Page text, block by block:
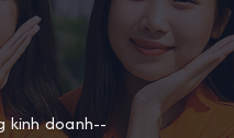
kinh doanh--